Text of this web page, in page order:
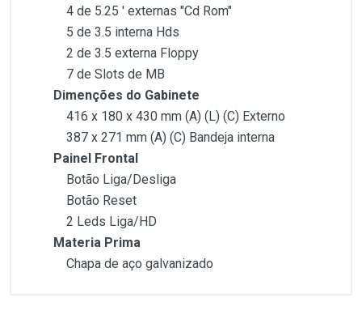
4 de 5.25 ′ externas "Cd Rom"
5 de 3.5 interna Hds
2 de 3.5 externa Floppy
7 de Slots de MB
Dimenções do Gabinete
416 x 180 x 430 mm (A) (L) (C) Externo
387 x 271 mm (A) (C) Bandeja interna
Painel Frontal
Botão Liga/Desliga
Botão Reset
2 Leds Liga/HD
Materia Prima
Chapa de aço galvanizado